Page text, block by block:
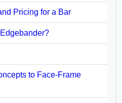
Pricing for a Bar
to Face-Frame